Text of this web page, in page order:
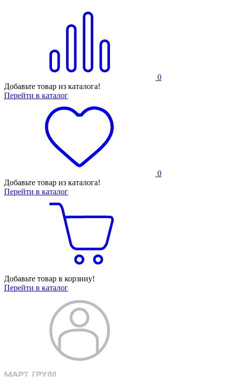
0
Добавьте товар из каталога!
Перейти в каталог
0
Добавьте товар из каталога!
Перейти в каталог
Добавьте товар в корзину!
Перейти в каталог